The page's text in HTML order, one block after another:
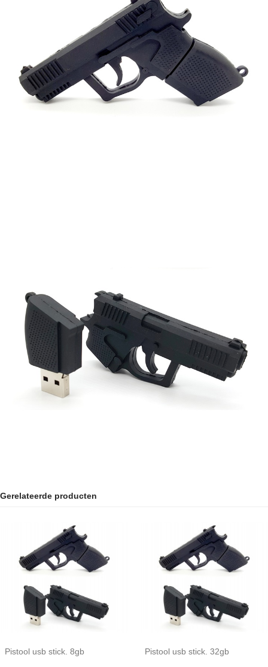
Gerelateerde producten
Pistool usb stick. 8gb Pistool usb stick. 32gb